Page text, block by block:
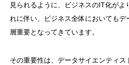
見られるように、ビジネスのIT化がよ
れに伴い、ビジネス全体においても
層重要となってきています。
その重要性は、データサイエンティ